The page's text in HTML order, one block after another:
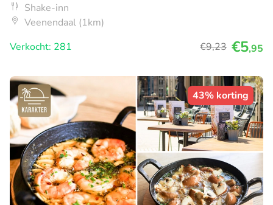
Shake-inn
Veenendaal (1km)
Verkocht: 281
€9,23 €5,95
43% korting